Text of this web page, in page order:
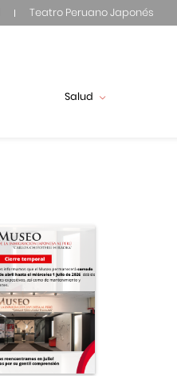
Teatro Peruano Japonés
Salud